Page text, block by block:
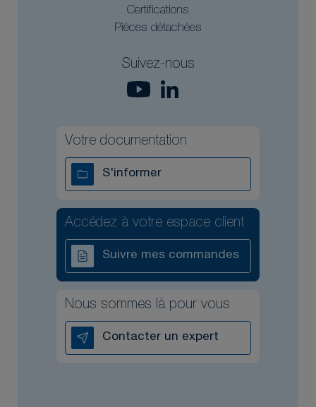
Certifications
Pièces détachées
Suivez-nous
Votre documentation
S'informer
Accédez à votre espace client
Suivre mes commandes
Nous sommes là pour vous
Contacter un expert